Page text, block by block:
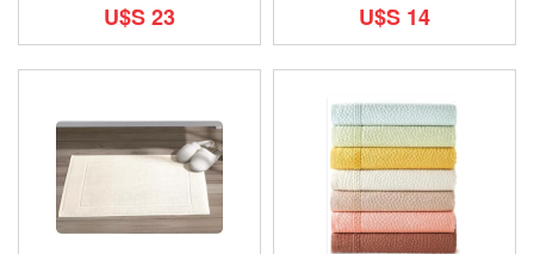
U$S 23 U$S 14